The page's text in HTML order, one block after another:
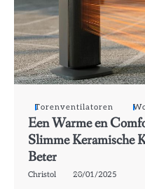
Torenventilatoren
Een Warme en
Slimme Keramische
Beter
Christol 20/01/2025